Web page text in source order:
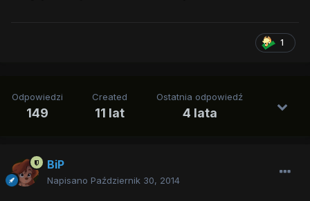
1
Odpowiedzi
149
Created
11 lat
Ostatnia odpowiedź
4 lata
BiP
Napisano Październik 30, 2014